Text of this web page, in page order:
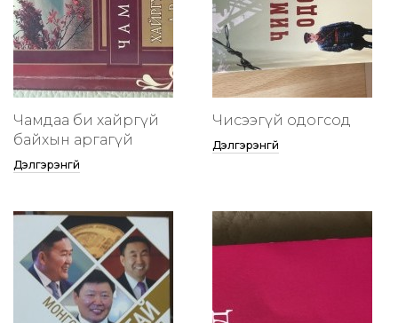
Чамдаа би хайргүй
байхын аргагүй
Дэлгэрэнгүй
Чисээгүй одогсод
Дэлгэрэнгүй